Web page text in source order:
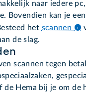
naar iedere
Bovendien kan je
het scannen
de slag.
scannen tegen
Hema bij je om de